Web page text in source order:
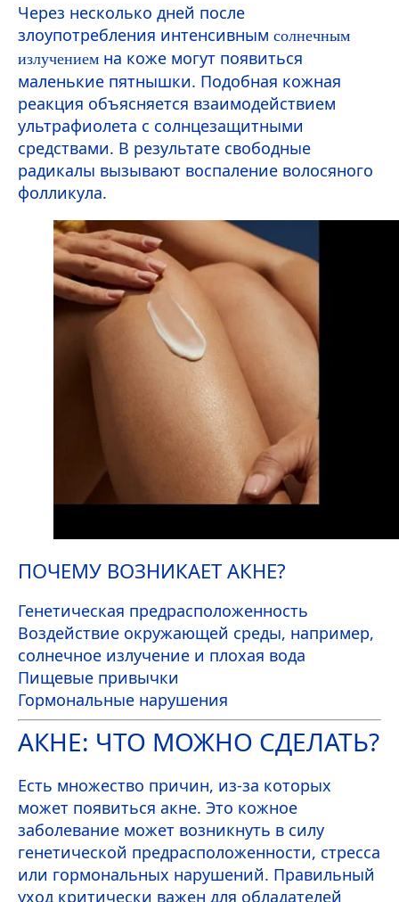
Через несколько дней после
злоупотребления интенсивным солнечным
излучением на коже могут появиться
маленькие пятнышки. Подобная кожная
реакция объясняется взаимодействием
ультрафиолета с солнцезащитными
средствами. В результате свободные
радикалы вызывают воспаление волосяного
фолликула.
ПОЧЕМУ ВОЗНИКАЕТ АКНЕ?
Генетическая предрасположенность
Воздействие окружающей среды, например,
солнечное излучение и плохая вода
Пищевые привычки
Гормональные нарушения
АКНЕ: ЧТО МОЖНО СДЕЛАТЬ?
Есть множество причин, из-за которых
может появиться акне. Это кожное
заболевание может возникнуть в силу
генетической предрасположенности, стресса
или гормональных нарушений. Правильный
уход критически важен для обладателей